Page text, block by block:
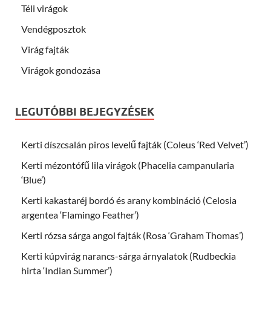
Téli virágok
Vendégposztok
Virág fajták
Virágok gondozása
LEGUTÓBBI BEJEGYZÉSEK
Kerti díszcsalán piros levelű fajták (Coleus ‘Red Velvet’)
Kerti mézontófű lila virágok (Phacelia campanularia
‘Blue’)
Kerti kakastaréj bordó és arany kombináció (Celosia
argentea ‘Flamingo Feather’)
Kerti rózsa sárga angol fajták (Rosa ‘Graham Thomas’)
Kerti kúpvirág narancs-sárga árnyalatok (Rudbeckia
hirta ‘Indian Summer’)